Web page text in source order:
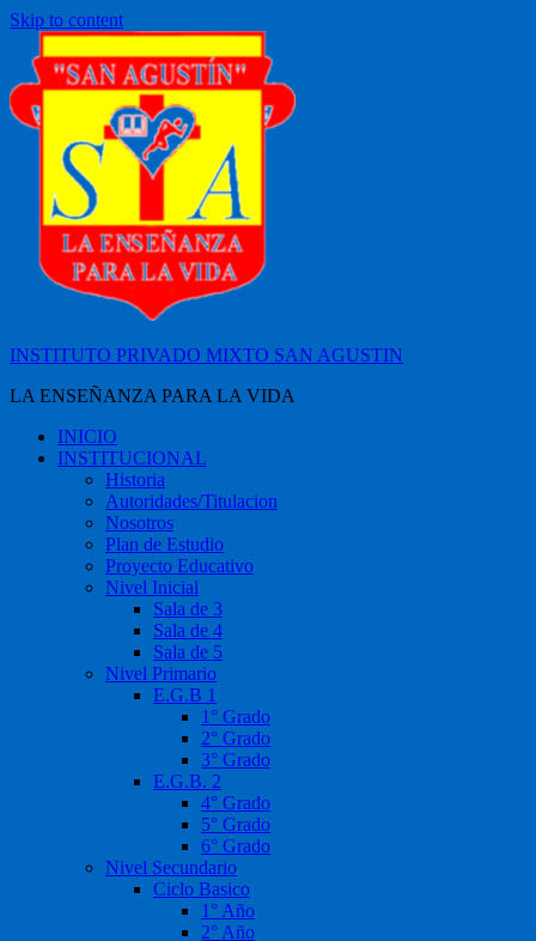
Skip to content
INSTITUTO PRIVADO MIXTO SAN AGUSTIN
LA ENSEÑANZA PARA LA VIDA
INICIO
INSTITUCIONAL
Historia
Autoridades/Titulacion
Nosotros
Plan de Estudio
Proyecto Educativo
Nivel Inicial
Sala de 3
Sala de 4
Sala de 5
Nivel Primario
E.G.B 1
1° Grado
2° Grado
3° Grado
E.G.B. 2
4° Grado
5° Grado
6° Grado
Nivel Secundario
Ciclo Basico
1° Año
2° Año